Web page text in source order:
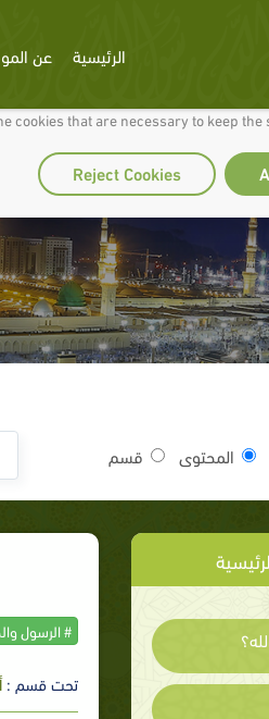
cookies to make our site work well for
cookies that are necessary to keep
Reject Cookies
الرئيسية عن
المحتوى قسم
# الرسول
تحت قسم :